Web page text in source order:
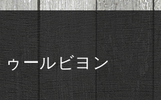
ールビヨン